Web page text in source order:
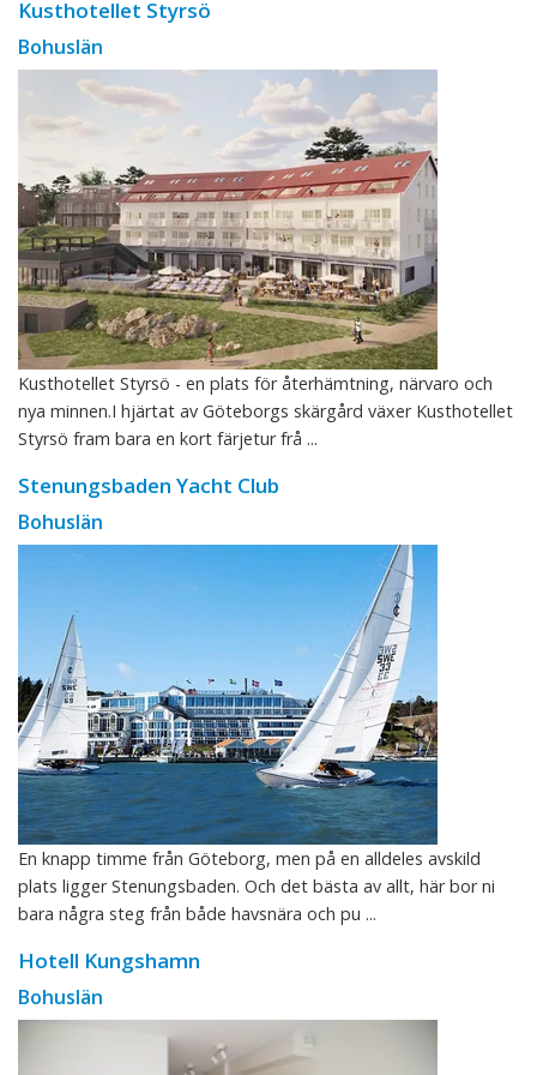
Kusthotellet Styrsö
Bohuslän
Kusthotellet Styrsö - en plats för återhämtning, närvaro och
nya minnen.I hjärtat av Göteborgs skärgård växer Kusthotellet
Styrsö fram bara en kort färjetur frå ...
Stenungsbaden Yacht Club
Bohuslän
En knapp timme från Göteborg, men på en alldeles avskild
plats ligger Stenungsbaden. Och det bästa av allt, här bor ni
bara några steg från både havsnära och pu ...
Hotell Kungshamn
Bohuslän